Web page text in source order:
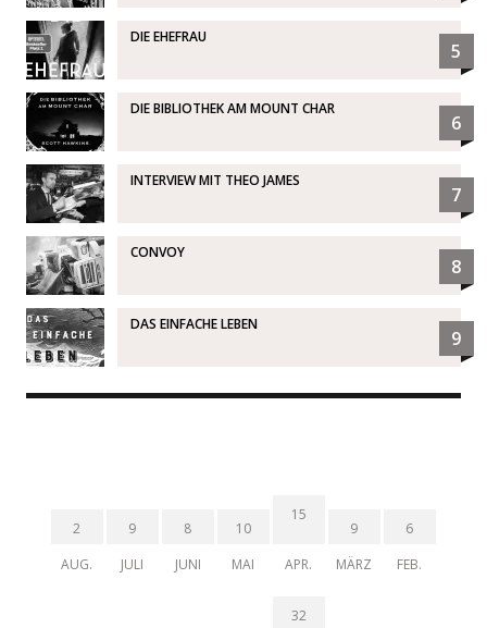
DIE EHEFRAU
5
DIE BIBLIOTHEK AM MOUNT CHAR
6
INTERVIEW MIT THEO JAMES
7
CONVOY
8
DAS EINFACHE LEBEN
9
2
AUG.
9
JULI
8
JUNI
10
MAI
15
APR.
9
MÄRZ
6
FEB.
32